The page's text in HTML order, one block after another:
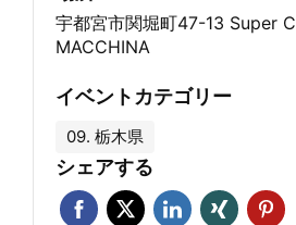
宇都宮市関堀町47-13 Super
MACCHINA
イベントカテゴリー
09. 栃木県
シェアする